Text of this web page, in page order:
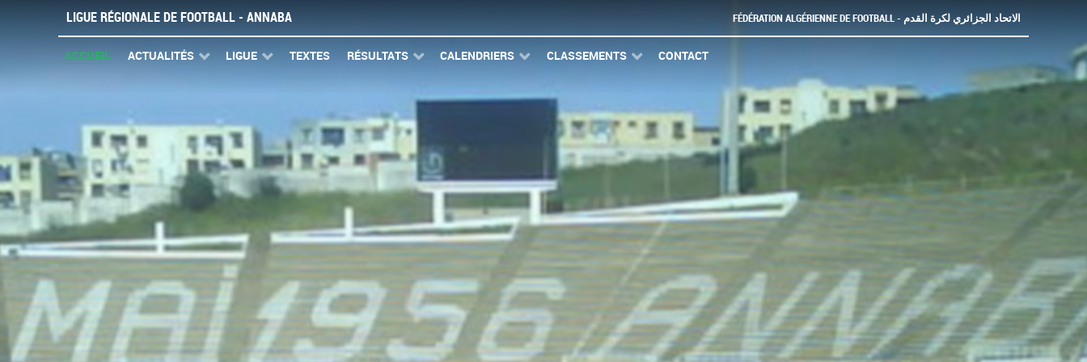
LIGUE RÉGIONALE DE FOOTBALL - ANNABA FÉDÉRATION ALGÉRIENNE DE FOOTBALL - الاتحاد الجزائري لكرة القدم
ACCUEIL ACTUALITÉS LIGUE TEXTES RÉSULTATS CALENDRIERS CLASSEMENTS CONTACT